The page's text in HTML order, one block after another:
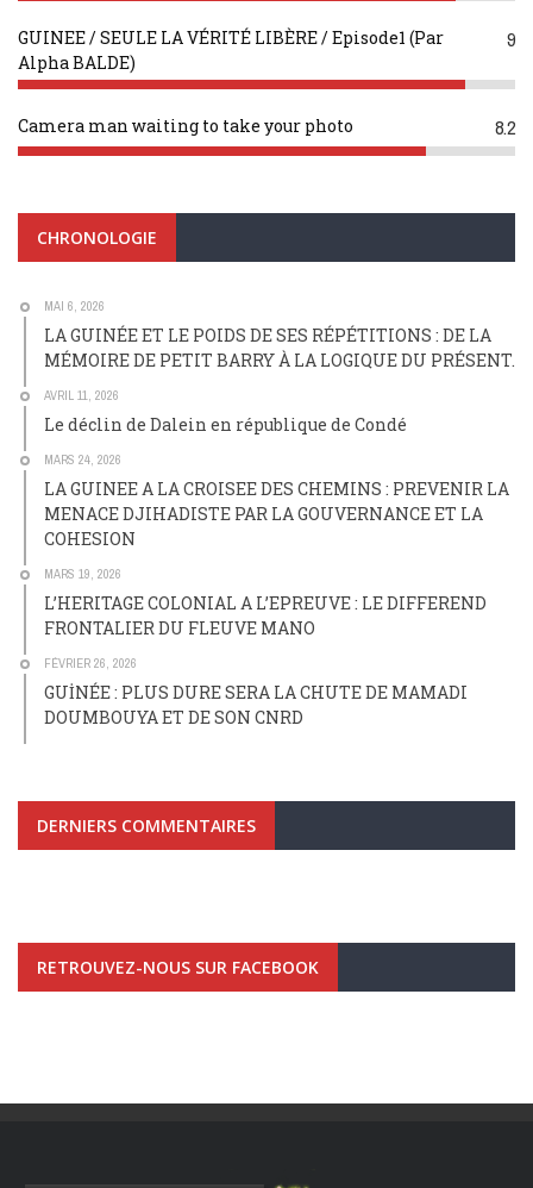
GUINEE / SEULE LA VÉRITÉ LIBÈRE / Episode1 (Par
Alpha BALDE)
9
Camera man waiting to take your photo 8.2
CHRONOLOGIE
MAI 6, 2026
LA GUINÉE ET LE POIDS DE SES RÉPÉTITIONS : DE LA
MÉMOIRE DE PETIT BARRY À LA LOGIQUE DU PRÉSENT.
AVRIL 11, 2026
Le déclin de Dalein en république de Condé
MARS 24, 2026
LA GUINEE A LA CROISEE DES CHEMINS : PREVENIR LA
MENACE DJIHADISTE PAR LA GOUVERNANCE ET LA
COHESION
MARS 19, 2026
L’HERITAGE COLONIAL A L’EPREUVE : LE DIFFEREND
FRONTALIER DU FLEUVE MANO
FÉVRIER 26, 2026
GUİNÉE : PLUS DURE SERA LA CHUTE DE MAMADI
DOUMBOUYA ET DE SON CNRD
DERNIERS COMMENTAIRES
RETROUVEZ-NOUS SUR FACEBOOK